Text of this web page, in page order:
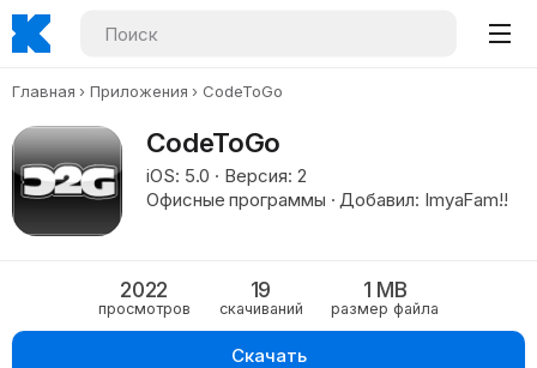
Главная Приложения CodeToGo
CodeToGo
iOS: 5.0 · Версия: 2
Офисные программы · Добавил: ImyaFam!!
2022
просмотров
19
скачиваний
1 MB
размер файла
Скачать